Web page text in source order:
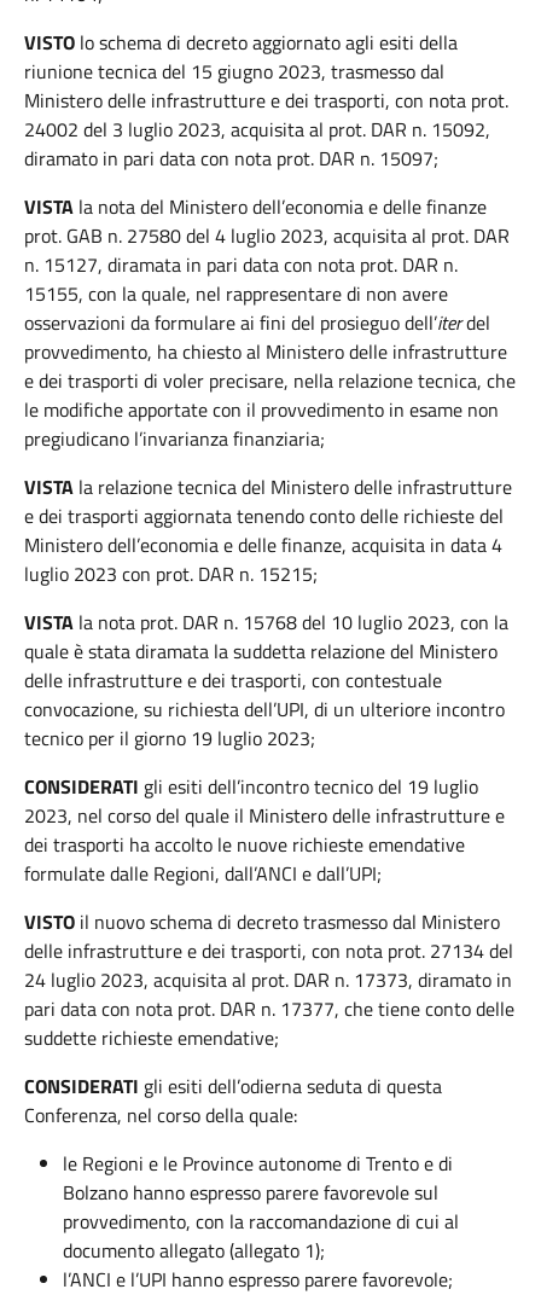
VISTO lo schema di decreto aggiornato agli esiti della
riunione tecnica del 15 giugno 2023, trasmesso dal
Ministero delle infrastrutture e dei trasporti, con nota prot.
24002 del 3 luglio 2023, acquisita al prot. DAR n. 15092,
diramato in pari data con nota prot. DAR n. 15097;
VISTA la nota del Ministero dell’economia e delle finanze
prot. GAB n. 27580 del 4 luglio 2023, acquisita al prot. DAR
n. 15127, diramata in pari data con nota prot. DAR n.
15155, con la quale, nel rappresentare di non avere
osservazioni da formulare ai fini del prosieguo dell’iterdel
provvedimento, ha chiesto al Ministero delle infrastrutture
e dei trasporti di voler precisare, nella relazione tecnica, che
le modifiche apportate con il provvedimento in esame non
pregiudicano l’invarianza finanziaria;
VISTA la relazione tecnica del Ministero delle infrastrutture
e dei trasporti aggiornata tenendo conto delle richieste del
Ministero dell’economia e delle finanze, acquisita in data 4
luglio 2023 con prot. DAR n. 15215;
VISTA la nota prot. DAR n. 15768 del 10 luglio 2023, con la
quale è stata diramata la suddetta relazione del Ministero
delle infrastrutture e dei trasporti, con contestuale
convocazione, su richiesta dell’UPI, di un ulteriore incontro
tecnico per il giorno 19 luglio 2023;
CONSIDERATI gli esiti dell’incontro tecnico del 19 luglio
2023, nel corso del quale il Ministero delle infrastrutture e
dei trasporti ha accolto le nuove richieste emendative
formulate dalle Regioni, dall’ANCI e dall’UPI;
VISTO il nuovo schema di decreto trasmesso dal Ministero
delle infrastrutture e dei trasporti, con nota prot. 27134 del
24 luglio 2023, acquisita al prot. DAR n. 17373, diramato in
pari data con nota prot. DAR n. 17377, che tiene conto delle
suddette richieste emendative;
CONSIDERATI gli esiti dell’odierna seduta di questa
Conferenza, nel corso della quale:
le Regioni e le Province autonome di Trento e di
Bolzano hanno espresso parere favorevole sul
provvedimento, con la raccomandazione di cui al
documento allegato (allegato 1);
l’ANCI e l’UPI hanno espresso parere favorevole;